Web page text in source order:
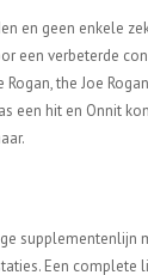
en geen enkele
een verbeterde
the Joe
een hit en Onnit
supplementenlijn
Een complete